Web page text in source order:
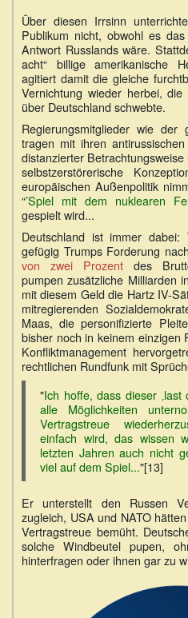
Über diesen Irrsinn
Publikum nicht, obwohl es
Antwort Russlands wäre.
acht“ billige amerikanische
agitiert damit die gleiche
Vernichtung wieder herbei,
über Deutschland schwebte.
Regierungsmitglieder wie der
tragen mit ihren
distanzierter
selbstzerstörerische
europäischen Außenpolitik
“’Spiel mit dem nuklearen
gespielt wird...
Deutschland ist immer
gefügig Trumps Forderung
von zwei Prozent des
pumpen zusätzliche Milliarden
mit diesem Geld die Hartz IV-
mitregierenden
Maas, die personifizierte
bisher noch in keinem einzigen
Konfliktmanagement
rechtlichen Rundfunk mit
"Ich hoffe, dass dieser
alle Möglichkeiten
Vertragstreue
einfach wird, das wissen
letzten Jahren auch nicht
viel auf dem Spiel..."[13]
Er unterstellt den Russen
zugleich, USA und NATO
Vertragstreue bemüht.
solche Windbeutel pupen,
hinterfragen oder ihnen gar zu